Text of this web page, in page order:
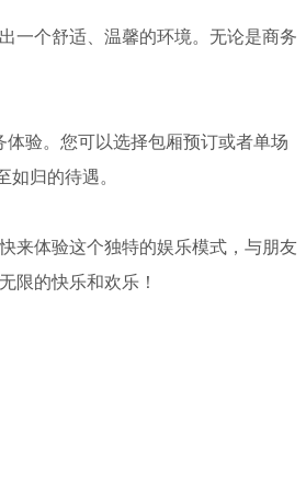
一个舒适、温馨的环境。无论是商务
验。您可以选择包厢预订或者单场
归的待遇。
来体验这个独特的娱乐模式，与朋友
限的快乐和欢乐！